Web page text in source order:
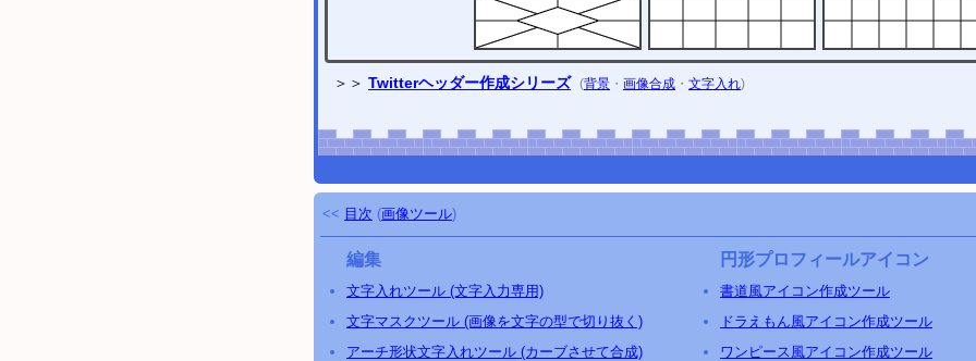
＞＞ Twitterヘッダー作成シリーズ (背景 ・ 画像合成 ・ 文字入れ)
<< 目次 (画像ツール)
編集
文字入れツール (文字入力専用)
文字マスクツール (画像を文字の型で切り抜く)
アーチ形状文字入れツール (カーブさせて合成)
円形プロフィールアイコン
書道風アイコン作成ツール
ドラえもん風アイコン作成ツール
ワンピース風アイコン作成ツール